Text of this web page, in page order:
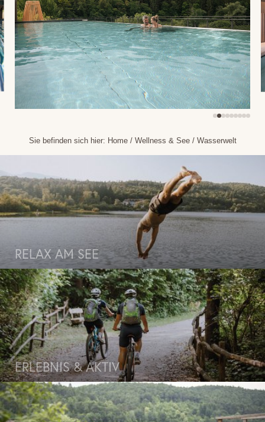
Sie befinden sich hier: Home/ Wellness & See/ Wasserwelt
RELAX AM SEE
ERLEBNIS & AKTIV